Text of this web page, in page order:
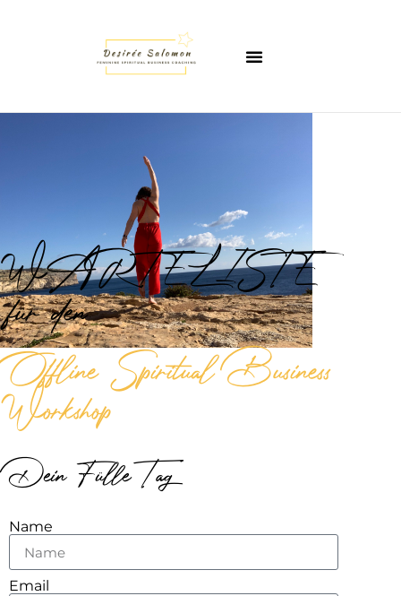
WARTELISTE
für den
Offline Spiritual Business
Workshop
Dein Fülle Tag
Name
Email